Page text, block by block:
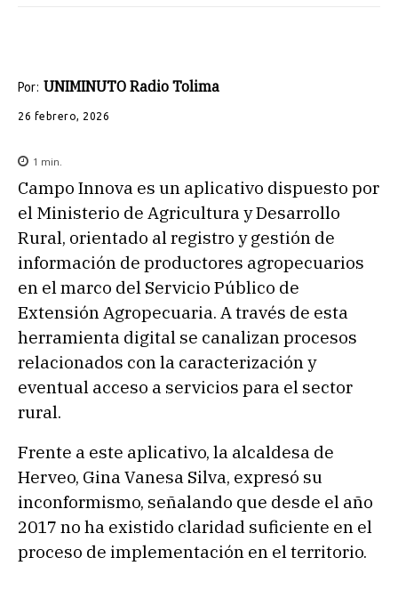
Por: UNIMINUTO Radio Tolima
26 febrero, 2026
1 min.
Campo Innova es un aplicativo dispuesto por
el Ministerio de Agricultura y Desarrollo
Rural, orientado al registro y gestión de
información de productores agropecuarios
en el marco del Servicio Público de
Extensión Agropecuaria. A través de esta
herramienta digital se canalizan procesos
relacionados con la caracterización y
eventual acceso a servicios para el sector
rural.
Frente a este aplicativo, la alcaldesa de
Herveo, Gina Vanesa Silva, expresó su
inconformismo, señalando que desde el año
2017 no ha existido claridad suficiente en el
proceso de implementación en el territorio.